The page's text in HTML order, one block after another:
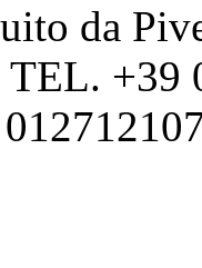
da
TEL.